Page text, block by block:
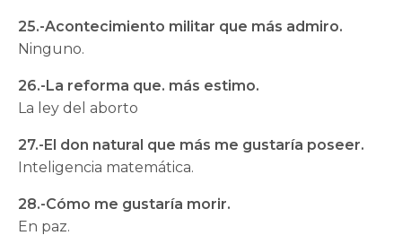
25.-Acontecimiento militar que más admiro.
Ninguno.
26.-La reforma que. más estimo.
La ley del aborto
27.-El don natural que más me gustaría poseer.
Inteligencia matemática.
28.-Cómo me gustaría morir.
En paz.